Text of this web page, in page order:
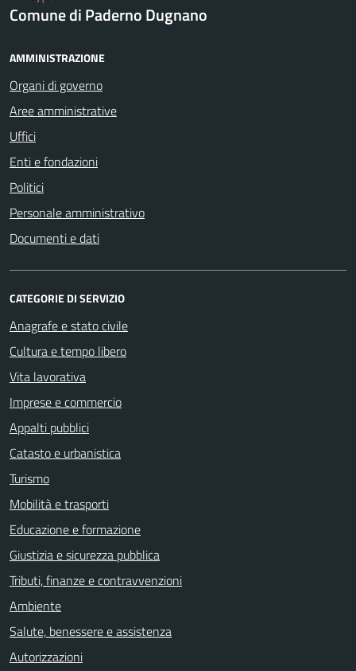
Comune di Paderno Dugnano
AMMINISTRAZIONE
Organi di governo
Aree amministrative
Uffici
Enti e fondazioni
Politici
Personale amministrativo
Documenti e dati
CATEGORIE DI SERVIZIO
Anagrafe e stato civile
Cultura e tempo libero
Vita lavorativa
Imprese e commercio
Appalti pubblici
Catasto e urbanistica
Turismo
Mobilità e trasporti
Educazione e formazione
Giustizia e sicurezza pubblica
Tributi, finanze e contravvenzioni
Ambiente
Salute, benessere e assistenza
Autorizzazioni